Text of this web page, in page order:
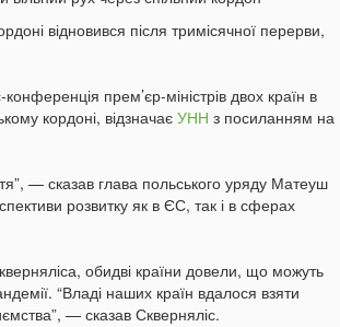
відновився після тримісячної перерви,
прем’єр-міністрів двох країн в
кордоні, відзначає УНН з посиланням на
— сказав глава польського уряду Матеуш
розвитку як в ЄС, так і в сферах
обидві країни довели, що можуть
“Владі наших країн вдалося взяти
— сказав Скверняліс.